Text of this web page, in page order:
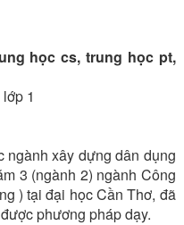
học cs, trung học pt,
1
ngành xây dựng dân dụng
3 (ngành 2) ngành Công
) tại đại học Cần Thơ, đã
phương pháp dạy.